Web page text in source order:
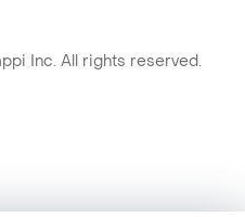
Inc. All rights reserved.